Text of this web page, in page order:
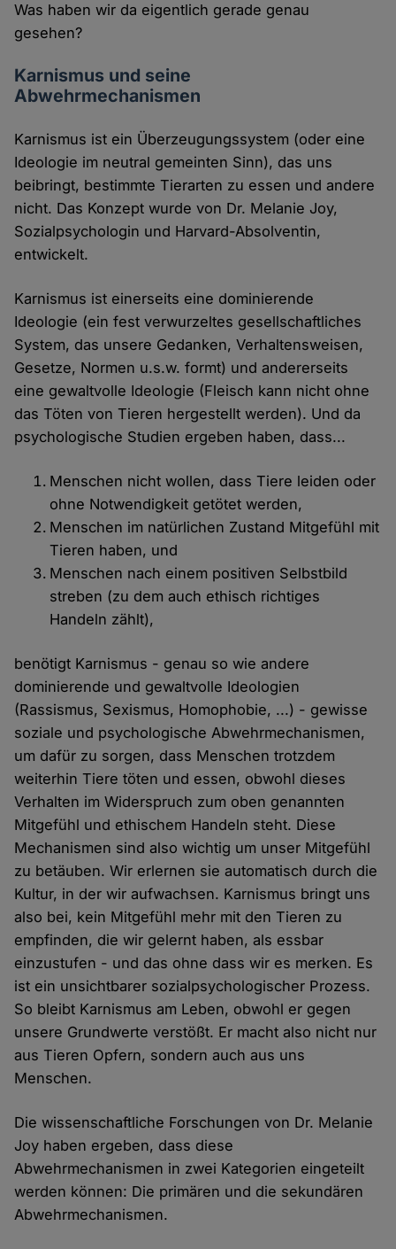
Was haben wir da eigentlich gerade genau
gesehen?
Karnismus und seine
Abwehrmechanismen
Karnismus ist ein Überzeugungssystem (oder eine
Ideologie im neutral gemeinten Sinn), das uns
beibringt, bestimmte Tierarten zu essen und andere
nicht. Das Konzept wurde von Dr. Melanie Joy,
Sozialpsychologin und Harvard-Absolventin,
entwickelt.
Karnismus ist einerseits eine dominierende
Ideologie (ein fest verwurzeltes gesellschaftliches
System, das unsere Gedanken, Verhaltensweisen,
Gesetze, Normen u.s.w. formt) und andererseits
eine gewaltvolle Ideologie (Fleisch kann nicht ohne
das Töten von Tieren hergestellt werden). Und da
psychologische Studien ergeben haben, dass...
Menschen nicht wollen, dass Tiere leiden oder
ohne Notwendigkeit getötet werden,
Menschen im natürlichen Zustand Mitgefühl mit
Tieren haben, und
Menschen nach einem positiven Selbstbild
streben (zu dem auch ethisch richtiges
Handeln zählt),
benötigt Karnismus - genau so wie andere
dominierende und gewaltvolle Ideologien
(Rassismus, Sexismus, Homophobie, ...) - gewisse
soziale und psychologische Abwehrmechanismen,
um dafür zu sorgen, dass Menschen trotzdem
weiterhin Tiere töten und essen, obwohl dieses
Verhalten im Widerspruch zum oben genannten
Mitgefühl und ethischem Handeln steht. Diese
Mechanismen sind also wichtig um unser Mitgefühl
zu betäuben. Wir erlernen sie automatisch durch die
Kultur, in der wir aufwachsen. Karnismus bringt uns
also bei, kein Mitgefühl mehr mit den Tieren zu
empfinden, die wir gelernt haben, als essbar
einzustufen - und das ohne dass wir es merken. Es
ist ein unsichtbarer sozialpsychologischer Prozess.
So bleibt Karnismus am Leben, obwohl er gegen
unsere Grundwerte verstößt. Er macht also nicht nur
aus Tieren Opfern, sondern auch aus uns
Menschen.
Die wissenschaftliche Forschungen von Dr. Melanie
Joy haben ergeben, dass diese
Abwehrmechanismen in zwei Kategorien eingeteilt
werden können: Die primären und die sekundären
Abwehrmechanismen.